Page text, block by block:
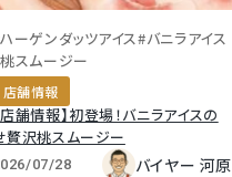
ーゲンダッツアイス#バニラアイス
スムージー
店舗情報
店舗情報】初登場！バニラアイスの
贅沢桃スムージー
07/28 バイヤー 河原